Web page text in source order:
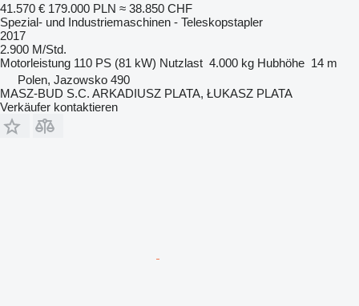
41.570 € 179.000 PLN ≈ 38.850 CHF
Spezial- und Industriemaschinen - Teleskopstapler
2017
2.900 M/Std.
Motorleistung 110 PS (81 kW) Nutzlast 4.000 kg Hubhöhe 14 m
Polen, Jazowsko 490
MASZ-BUD S.C. ARKADIUSZ PLATA, ŁUKASZ PLATA
Verkäufer kontaktieren